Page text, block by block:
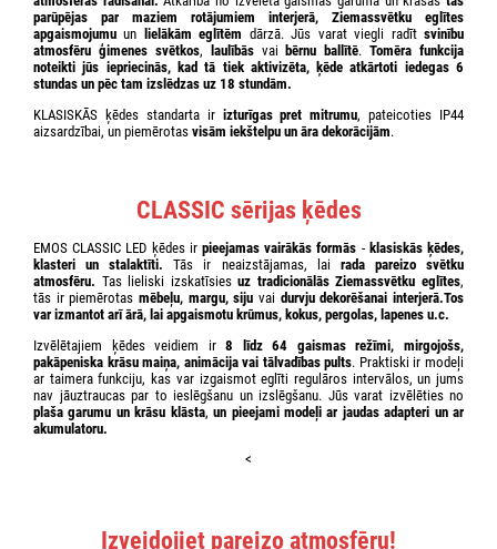
parūpējas par maziem rotājumiem interjerā, Ziemassvētku eglītes
apgaismojumuun lielākām eglītēm dārzā. Jūs varat viegli radītsvinību
atmosfēru ģimenes svētkos, laulībāsvai bērnu ballītē. Tomēra funkcija
noteikti jūs iepriecinās, kad tā tiek aktivizēta, ķēdeatkārtoti iedegas 6
stundas un pēc tam izslēdzas uz 18 stundām.
KLASISKĀS ķēdes standarta ir izturīgas pret mitrumu, pateicoties IP44
aizsardzībai, un piemērotas visām iekštelpu un āra dekorācijām.
<
CLASSIC sērijas ķēdes
EMOS CLASSIC LED ķēdes ir pieejamas vairākās formās - klasiskās ķēdes,
klasteri un stalaktīti. Tās ir neaizstājamas, lai rada pareizo svētku
atmosfēru. Tas lieliski izskatīsiesuz tradicionālās Ziemassvētku eglītes,
tās ir piemērotas mēbeļu, margu, siju vai durvju dekorēšanai interjerā.Tos
var izmantot arī ārā, lai apgaismotu krūmus, kokus, pergolas, lapenes u.c.
Izvēlētajiem ķēdes veidiem ir8 līdz 64 gaismas režīmi, mirgojošs,
pakāpeniska krāsu maiņa, animācija vai tālvadības pults. Praktiski ir modeļi
ar taimera funkciju, kas var izgaismot eglīti regulāros intervālos, un jums
nav jāuztraucas par to ieslēgšanu un izslēgšanu. Jūs varat izvēlēties no
plaša garumu un krāsu klāsta, un pieejami modeļi ar jaudas adapteri un ar
akumulatoru.
Izveidojiet pareizo atmosfēru!